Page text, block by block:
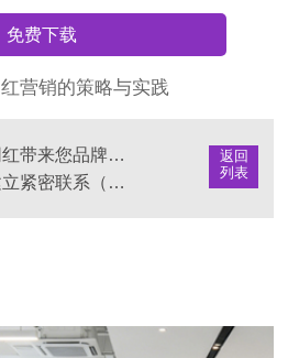
免费下载
营销的策略与实践
返回
列表
让KOL海外网红带来您品牌倍增曝光（最佳营销利器）
如何与粉丝建立紧密联系（和海外粉丝实现互动式品牌营销）